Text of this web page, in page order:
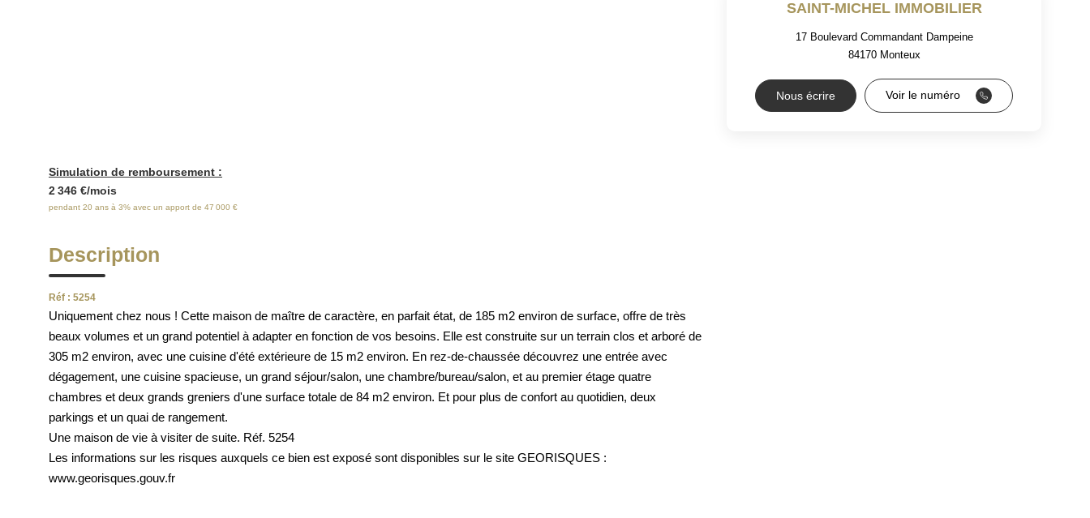
MENTIONS LÉGALES
Simulation de remboursement :
2 346 €/mois
pendant 20 ans à 3% avec un apport de 47 000 €
Description
Réf : 5254
Uniquement chez nous ! Cette maison de maître de caractère, en parfait état, de 185 m2 environ de surface, offre de très
beaux volumes et un grand potentiel à adapter en fonction de vos besoins. Elle est construite sur un terrain clos et arboré de
305 m2 environ, avec une cuisine d'été extérieure de 15 m2 environ. En rez-de-chaussée découvrez une entrée avec
dégagement, une cuisine spacieuse, un grand séjour/salon, une chambre/bureau/salon, et au premier étage quatre
chambres et deux grands greniers d'une surface totale de 84 m2 environ. Et pour plus de confort au quotidien, deux
parkings et un quai de rangement.
Une maison de vie à visiter de suite. Réf. 5254
Les informations sur les risques auxquels ce bien est exposé sont disponibles sur le site GEORISQUES :
www.georisques.gouv.fr
SAINT-MICHEL IMMOBILIER
17 Boulevard Commandant Dampeine
84170 Monteux
Nous écrire Voir le numéro